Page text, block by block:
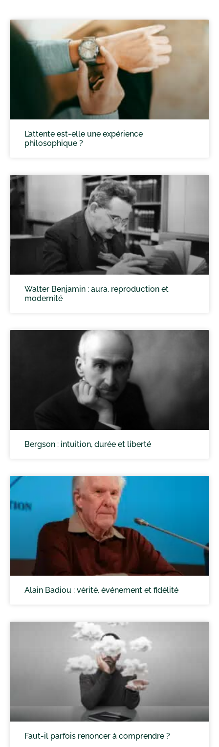
L’attente est-elle une expérience
philosophique ?
Walter Benjamin : aura, reproduction et
modernité
Bergson : intuition, durée et liberté
Alain Badiou : vérité, événement et fidélité
Faut-il parfois renoncer à comprendre ?